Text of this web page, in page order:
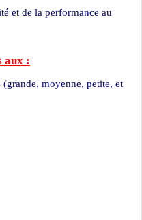
et de la performance au
aux :
(grande, moyenne, petite, et